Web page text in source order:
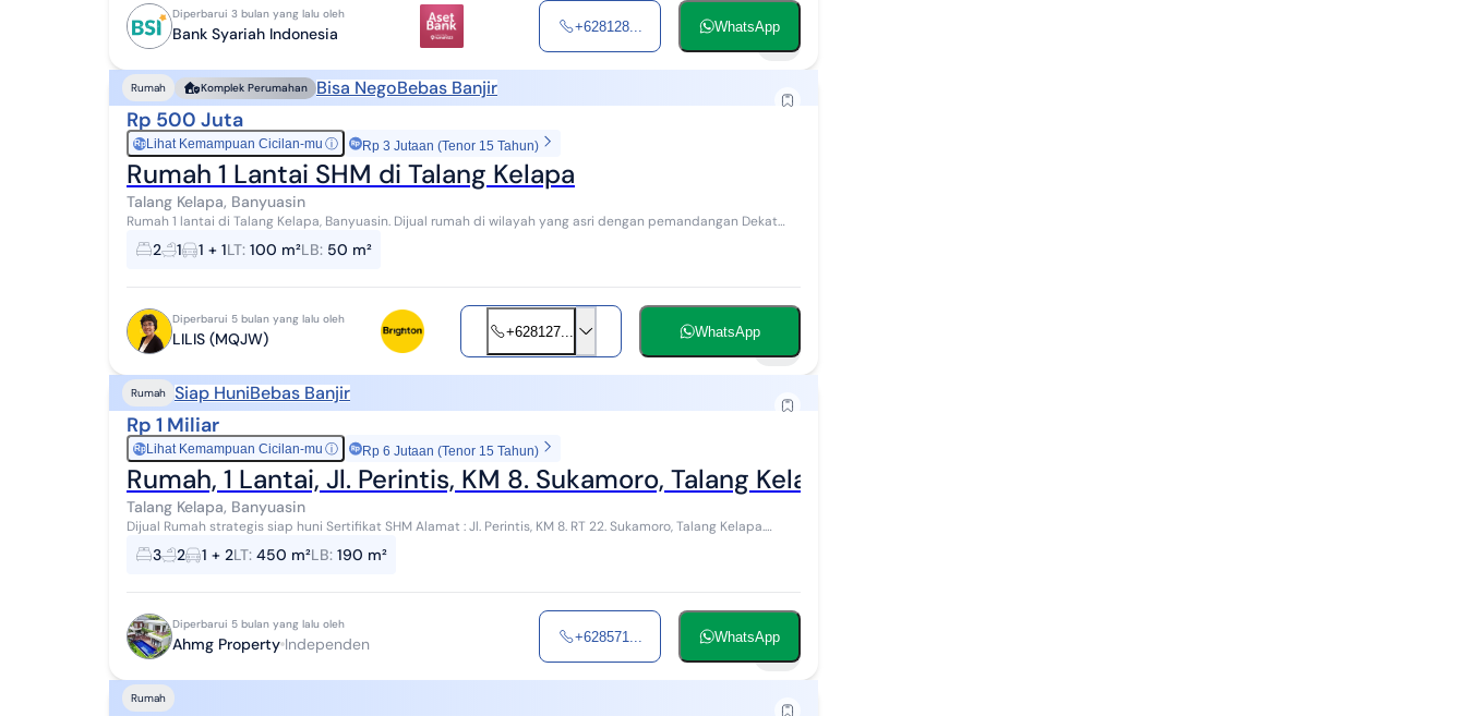
Diperbarui 3 bulan yang lalu oleh
Bank Syariah Indonesia +628128... WhatsApp
Rumah Komplek Perumahan Bisa NegoBebas Banjir
Rp 500 Juta
RpLihat Kemampuan Cicilan-mu ⓘ Rp 3 Jutaan (Tenor 15 Tahun)
Rumah 1 Lantai SHM di Talang Kelapa
Talang Kelapa, Banyuasin
Rumah 1 lantai di Talang Kelapa, Banyuasin. Dijual rumah di wilayah yang asri dengan pemandangan Dekat
Kawasan Bisnis & Industri. Properti 1 lanta...
2 1 1 + 1LT: 100 m²LB: 50 m²
Diperbarui 5 bulan yang lalu oleh
LILIS (MQJW) +628127... WhatsApp
Rumah Siap HuniBebas Banjir
Rp 1 Miliar
RpLihat Kemampuan Cicilan-mu ⓘ Rp 6 Jutaan (Tenor 15 Tahun)
Rumah, 1 Lantai, Jl. Perintis, KM 8. Sukamoro, Talang Kelapa. Banyuasi
Talang Kelapa, Banyuasin
Dijual Rumah strategis siap huni Sertifikat SHM Alamat : Jl. Perintis, KM 8. RT 22. Sukamoro, Talang Kelapa.
Banyuasin. ‎Luas tanah 450 m² (15...
3 2 1 + 2LT: 450 m²LB: 190 m²
Diperbarui 5 bulan yang lalu oleh
Ahmg Property Independen +628571... WhatsApp
Rumah